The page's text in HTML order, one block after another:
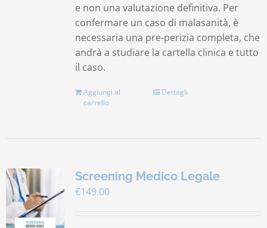
e non una valutazione definitiva. Per
confermare un caso di malasanità, è
necessaria una pre-perizia completa, che
andrà a studiare la cartella clinica e tutto
il caso.
Aggiungi al
carrello
Dettagli
Screening Medico Legale
€149.00